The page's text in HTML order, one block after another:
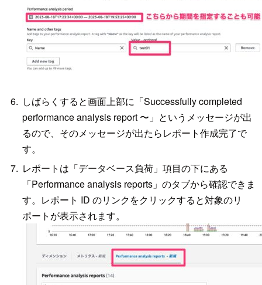
しばらくすると画面上部に「Successfully completed
performance analysis report 〜」というメッセージが出
るので、そのメッセージが出たらレポート作成完了で
す。
レポートは「データベース負荷」項目の下にある
「Performance analysis reports」のタブから確認できま
す。レポート ID のリンクをクリックすると対象のリ
ポートが表示されます。